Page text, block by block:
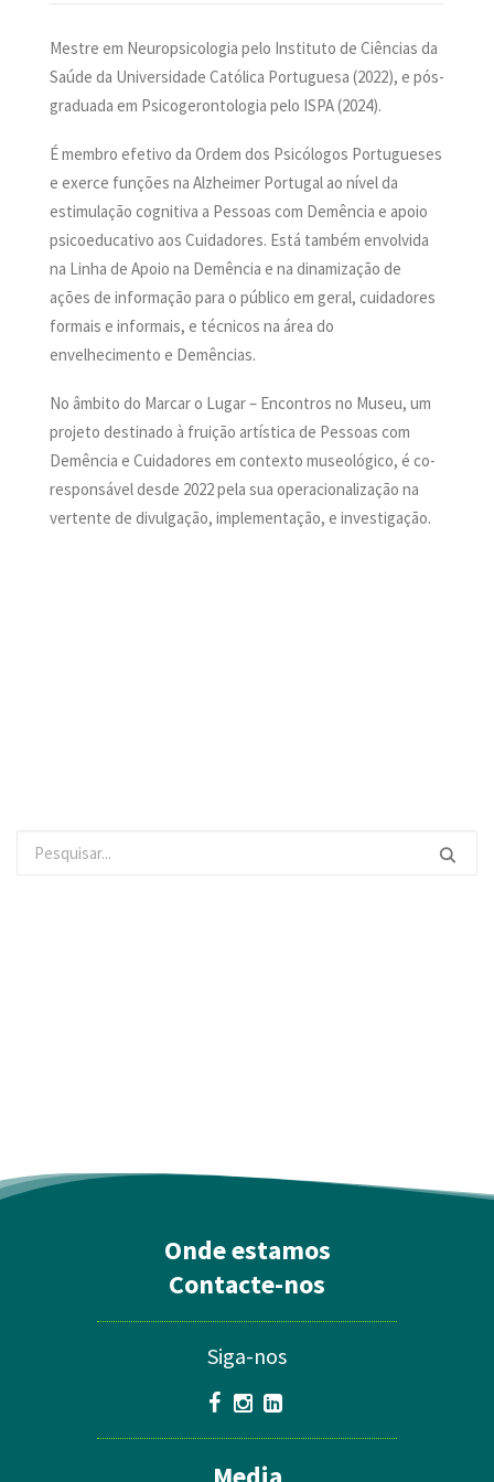
ONDE ESTAMOS
CONTACTOS
Mestre em Neuropsicologia pelo Instituto de Ciências da
Saúde da Universidade Católica Portuguesa (2022), e pós-
graduada em Psicogerontologia pelo ISPA (2024).
É membro efetivo da Ordem dos Psicólogos Portugueses
e exerce funções na Alzheimer Portugal ao nível da
estimulação cognitiva a Pessoas com Demência e apoio
psicoeducativo aos Cuidadores. Está também envolvida
na Linha de Apoio na Demência e na dinamização de
ações de informação para o público em geral, cuidadores
formais e informais, e técnicos na área do
envelhecimento e Demências.
No âmbito do Marcar o Lugar – Encontros no Museu, um
projeto destinado à fruição artística de Pessoas com
Demência e Cuidadores em contexto museológico, é co-
responsável desde 2022 pela sua operacionalização na
vertente de divulgação, implementação, e investigação.
Onde estamos
Contacte-nos
Siga-nos